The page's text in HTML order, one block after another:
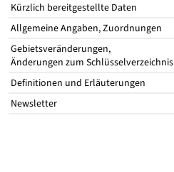
Kürzlich bereitgestellte Daten
Allgemeine Angaben, Zuordnungen
Gebietsveränderungen,
Änderungen zum Schlüsselverzeichnis
Definitionen und Erläuterungen
Newsletter